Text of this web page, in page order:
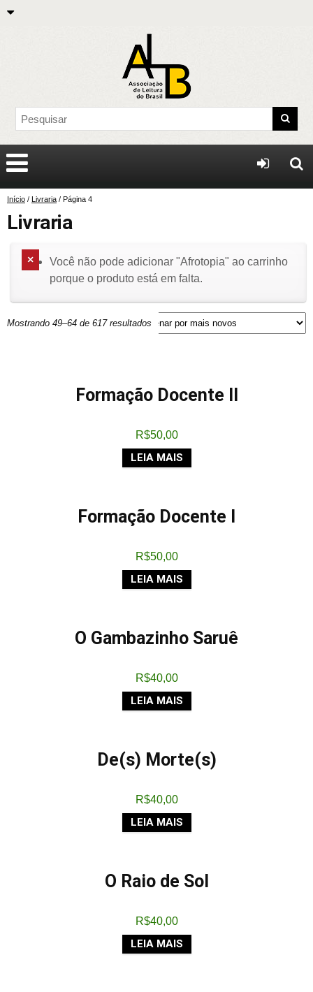
Início / Livraria / Página 4
Livraria
Você não pode adicionar "Afrotopia" ao carrinho
porque o produto está em falta.
Mostrando 49–64 de 617 resultados
Formação Docente II
R$50,00
LEIA MAIS
Formação Docente I
R$50,00
LEIA MAIS
O Gambazinho Saruê
R$40,00
LEIA MAIS
De(s) Morte(s)
R$40,00
LEIA MAIS
O Raio de Sol
R$40,00
LEIA MAIS